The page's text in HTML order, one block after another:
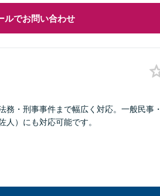
ルでお問い合わせ
務・刑事事件まで幅広く対応。一般民事・
）にも対応可能です。